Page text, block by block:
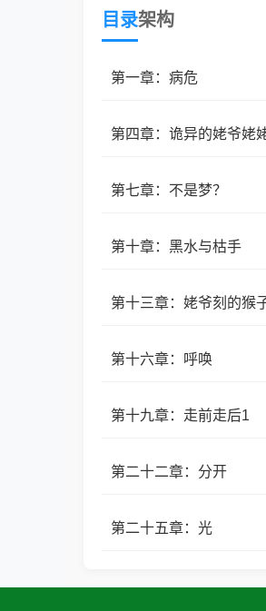
或许你儿时崇拜过
目录架构
第一章：病危
第四章：诡异的姥爷姥
第七章：不是梦？
第十章：黑水与枯手
第十三章：姥爷刻的猴
第十六章：呼唤
第十九章：走前走后1
第二十二章：分开
第二十五章：光